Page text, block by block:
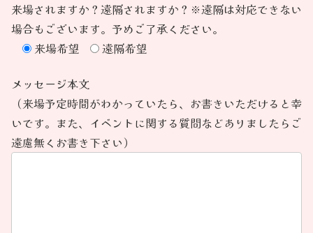
来場されますか？遠隔されますか？※遠隔は対応できない
場合もございます。予めご了承ください。
来場希望
遠隔希望
メッセージ本文
（来場予定時間がわかっていたら、お書きいただけると幸
いです。また、イベントに関する質問などありましたらご
遠慮無くお書き下さい）